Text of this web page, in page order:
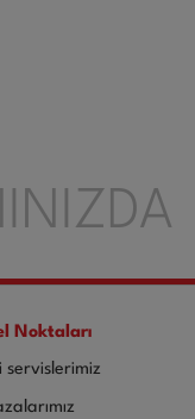
Noktaları
servislerimiz